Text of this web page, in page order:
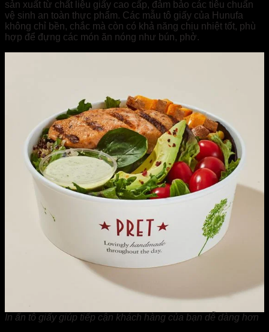
sản xuất từ chất liệu giấy cao cấp, đảm bảo các tiêu chuẩn
vệ sinh an toàn thực phẩm. Các mẫu tô giấy của Hunufa
không chỉ bền, chắc mà còn có khả năng chịu nhiệt tốt, phù
hợp để đựng các món ăn nóng như bún, phở.
In ấn tô giấy giúp tiếp cận khách hàng của bạn dễ dàng hơn